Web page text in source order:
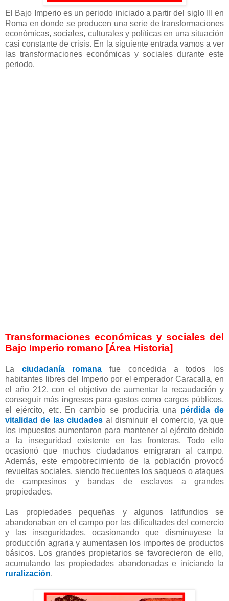
El Bajo Imperio es un periodo iniciado a partir del siglo III en
Roma en donde se producen una serie de transformaciones
económicas, sociales, culturales y políticas en una situación
casi constante de crisis. En la siguiente entrada vamos a ver
las transformaciones económicas y sociales durante este
periodo.
Transformaciones económicas y sociales del
Bajo Imperio romano [Área Historia]
La ciudadanía romana fue concedida a todos los
habitantes libres del Imperio por el emperador Caracalla, en
el año 212, con el objetivo de aumentar la recaudación y
conseguir más ingresos para gastos como cargos públicos,
el ejército, etc. En cambio se produciría una pérdida de
vitalidad de las ciudades al disminuir el comercio, ya que
los impuestos aumentaron para mantener al ejército debido
a la inseguridad existente en las fronteras. Todo ello
ocasionó que muchos ciudadanos emigraran al campo.
Además, este empobrecimiento de la población provocó
revueltas sociales, siendo frecuentes los saqueos o ataques
de campesinos y bandas de esclavos a grandes
propiedades.
Las propiedades pequeñas y algunos latifundios se
abandonaban en el campo por las dificultades del comercio
y las inseguridades, ocasionando que disminuyese la
producción agraria y aumentasen los importes de productos
básicos. Los grandes propietarios se favorecieron de ello,
acumulando las propiedades abandonadas e iniciando la
ruralización.